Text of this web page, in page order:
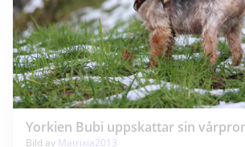
Yorkien Bubi uppskattar sin
Bild av Matrixia2013